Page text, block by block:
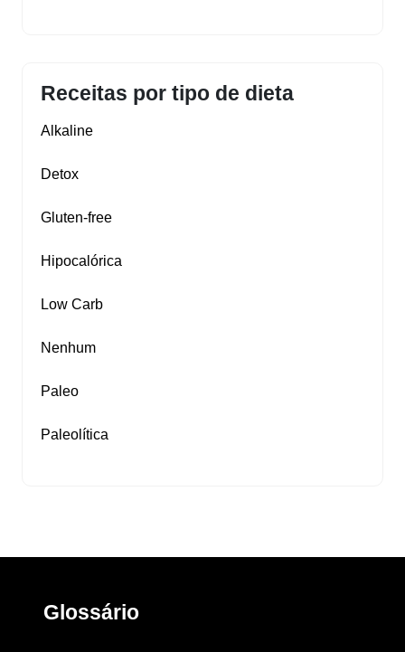
Receitas por tipo de dieta
Alkaline
Detox
Gluten‑free
Hipocalórica
Low Carb
Nenhum
Paleo
Paleolítica
Glossário